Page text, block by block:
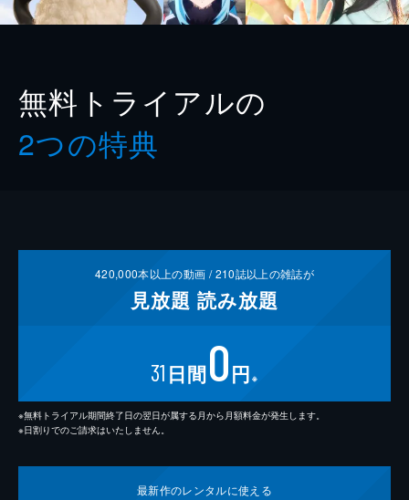
無料トライアルの
2つの特典
420,000本以上の動画 /210誌以上の雑誌が
見放題 読み放題
31 日間0円 ※
※無料トライアル期間終了日の翌日が属する月から月額料金が発生します。
※日割りでのご請求はいたしません。
最新作のレンタルに使える